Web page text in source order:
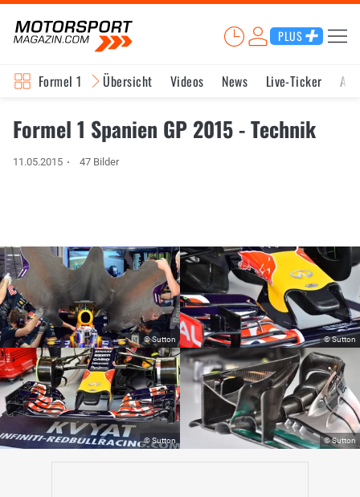
PLUS
Formel 1 Übersicht Videos News Live-Ticker
Formel 1 Spanien GP 2015 - Technik
11.05.2015 47 Bilder